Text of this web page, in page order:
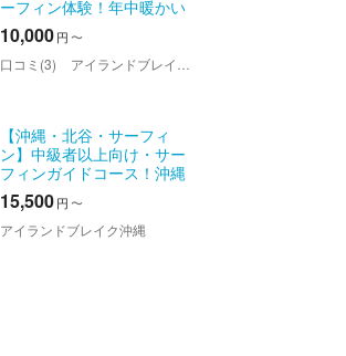
ーフィン体験！年中暖かい
沖縄の海でLet’s Surfing!!
✴︎GOPRO写真付き
10,000円 〜
口コミ(3) アイランドブレイク沖縄
【沖縄・北谷・サーフィ
ン】中級者以上向け・サー
フィンガイドコース！沖縄
の海を熟知した現役サーフ
ァーがベストポイントへご
案内！
15,500円 〜
アイランドブレイク沖縄